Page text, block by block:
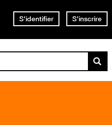
S'identifier S'inscrire